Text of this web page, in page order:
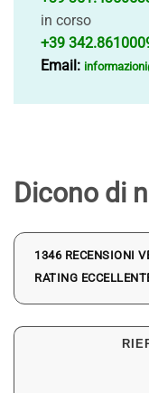
in corso
+39
Email:
Dicono di
1346 RECENSIONI
RATING